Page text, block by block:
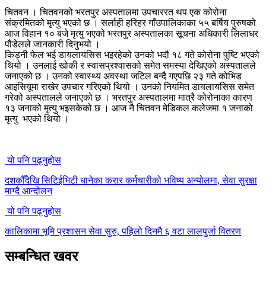
चितवन । चितवनको भरतपुर अस्पतालमा उपचाररत थप एक कोरोना
संक्रमितको मृत्यु भएको छ । सर्लाही हरिहर गाँउपालिकाका ५५ बर्षिय पुरुषको
आज विहान १० बजे मृत्यु भएको भरतपुर अस्पतालका सूचना अधिकारी लिलाधर
पौडेलले जानकारी दिनुभयो ।
किड्नी फेल भई डायलायसिस भइरहेको उनको भदौ १८ गते कोरोना पुष्टि भएको
थियो । उनलाई खोकी र स्वासप्रश्वासको समेत समस्या देखिएको अस्पतालले
जनाएको छ । उनको स्वास्थ्य अवस्था जटिल बन्दै गएपछि २३ गते कोभिड
आइसियूमा राखेर उपचार गरिएको थियो । उनको नियमित डायलायसिस समेत
गरेको अस्पतालले जनाएको छ । भरतपुर अस्पतालमा मात्रै कोरोनाका कारण
१३ जनाको मृत्यु भइसकेको छ । आज नै चितवन मेडिकल कलेजमा १ जनाको
मृत्यु भएको थियो ।
यो पनि पढ्नुहोस
दशकौँदेखि सिटिईभिटी धानेका करार कर्मचारीको भविष्य अन्योलमा, सेवा सुरक्षा
माग्दै आन्दोलन
यो पनि पढ्नुहोस
कालिकामा भूमि प्रशासन सेवा सुरु, पहिलो दिनमै ६ वटा लालपुर्जा वितरण
सम्बन्धित खवर